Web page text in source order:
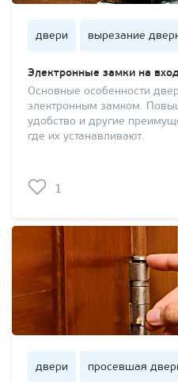
двери вырезание
Электронные замки на
Основные особенности
электронным замком.
удобство и другие
где их устанавливают.
1
двери просевшая